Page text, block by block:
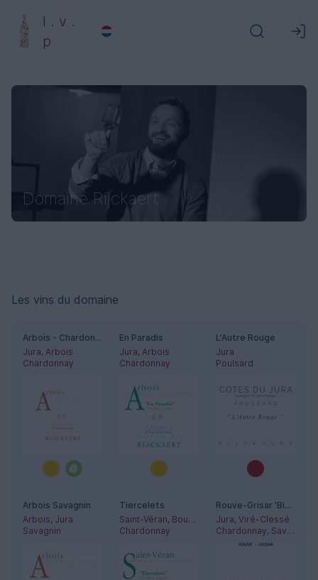
l . v .
p
Domaine Rijckaert
Les vins du domaine
Arbois - Chardonnay
Jura, Arbois
Chardonnay
En Paradis
Jura, Arbois
Chardonnay
L'Autre Rouge
Jura
Poulsard
Arbois Savagnin
Arbois, Jura
Savagnin
Tiercelets
Saint-Véran, Bourgogne
Chardonnay
Rouve-Grisar 'Binôme'
Jura, Viré-Clessé
Chardonnay, Savagnin